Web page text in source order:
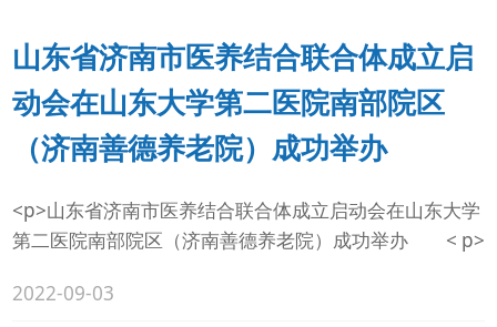
山东省济南市医养结合联合体成立启
动会在山东大学第二医院南部院区
（济南善德养老院）成功举办
<p>山东省济南市医养结合联合体成立启动会在山东大学
第二医院南部院区（济南善德养老院）成功举办 < p>
2022-09-03